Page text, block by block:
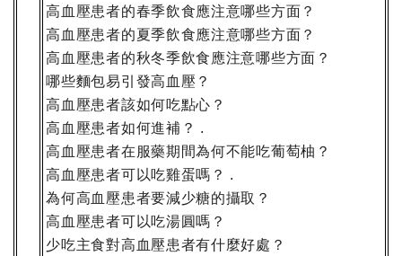
高血壓患者的春季飲食應注意哪些方面？
高血壓患者的夏季飲食應注意哪些方面？
高血壓患者的秋冬季飲食應注意哪些方面？
哪些麵包易引發高血壓？
高血壓患者該如何吃點心？
高血壓患者如何進補？ .
高血壓患者在服藥期間為何不能吃葡萄柚？
高血壓患者可以吃雞蛋嗎？ .
為何高血壓患者要減少糖的攝取？
高血壓患者可以吃湯圓嗎？
少吃主食對高血壓患者有什麼好處？